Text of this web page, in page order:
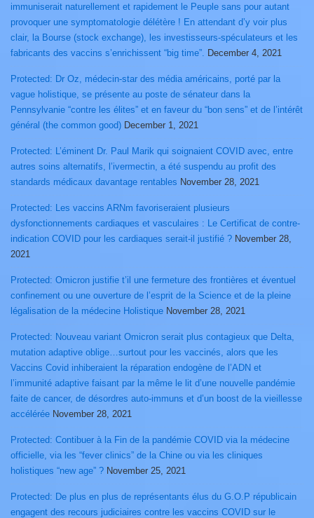
immuniserait naturellement et rapidement le Peuple sans pour autant
provoquer une symptomatologie délétère ! En attendant d’y voir plus
clair, la Bourse (stock exchange), les investisseurs-spéculateurs et les
fabricants des vaccins s’enrichissent “big time”. December 4, 2021
Protected: Dr Oz, médecin-star des média américains, porté par la
vague holistique, se présente au poste de sénateur dans la
Pennsylvanie “contre les élites” et en faveur du “bon sens” et de l’intérêt
général (the common good) December 1, 2021
Protected: L’éminent Dr. Paul Marik qui soignaient COVID avec, entre
autres soins alternatifs, l’ivermectin, a été suspendu au profit des
standards médicaux davantage rentables November 28, 2021
Protected: Les vaccins ARNm favoriseraient plusieurs
dysfonctionnements cardiaques et vasculaires : Le Certificat de contre-
indication COVID pour les cardiaques serait-il justifié ? November 28,
2021
Protected: Omicron justifie t’il une fermeture des frontières et éventuel
confinement ou une ouverture de l’esprit de la Science et de la pleine
légalisation de la médecine Holistique November 28, 2021
Protected: Nouveau variant Omicron serait plus contagieux que Delta,
mutation adaptive oblige…surtout pour les vaccinés, alors que les
Vaccins Covid inhiberaient la réparation endogène de l’ADN et
l’immunité adaptive faisant par la même le lit d’une nouvelle pandémie
faite de cancer, de désordres auto-immuns et d’un boost de la vieillesse
accélérée November 28, 2021
Protected: Contibuer à la Fin de la pandémie COVID via la médecine
officielle, via les “fever clinics” de la Chine ou via les cliniques
holistiques “new age” ? November 25, 2021
Protected: De plus en plus de représentants élus du G.O.P républicain
engagent des recours judiciaires contre les vaccins COVID sur le